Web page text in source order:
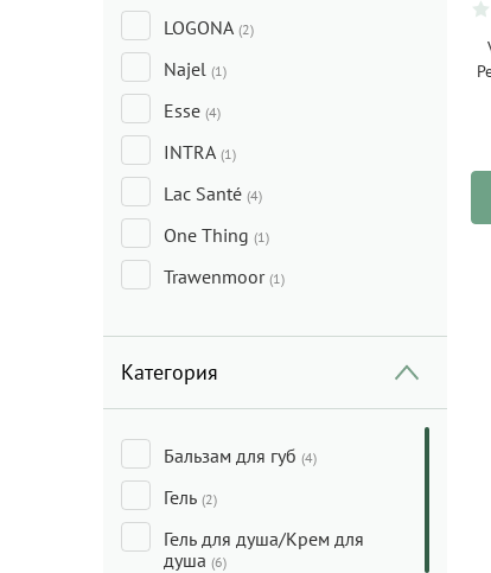
LOGONA (2)
Najel (1)
Esse (4)
INTRA (1)
Lac Santé (4)
One Thing (1)
Trawenmoor (1)
Категория
Бальзам для губ (4)
Гель (2)
Гель для душа/Крем для
душа (6)